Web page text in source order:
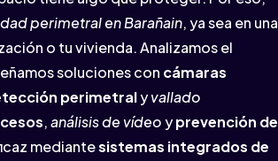
perimetral en Barañain, ya sea en una
o tu vivienda. Analizamos el
soluciones con cámaras
perimetralyvallado
,análisis de vídeoyprevención de
mediantesistemas integrados de